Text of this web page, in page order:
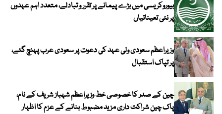
بیوروکریسی میں بڑے پیمانے پر تقرر و تبادلے، متعدد اہم عہدوں
پر نئی تعیناتیاں
وزیراعظم سعودی ولی عہد کی دعوت پر سعودی عرب پہنچ گئے،
پر تپاک استقبال
چین کے صدر کا خصوصی خط وزیراعظم شہباز شریف کے نام،
پاک چین شراکت داری مزید مضبوط بنانے کے عزم کا اظہار